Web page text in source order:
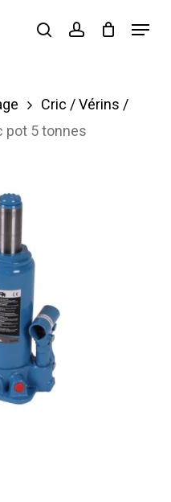
searchaccount
Menu
Cric / Vérins /
pot 5 tonnes